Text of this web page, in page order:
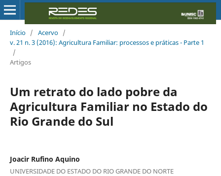
Início / Acervo /
v. 21 n. 3 (2016): Agricultura Familiar: processos e práticas - Parte 1
/
Artigos
Um retrato do lado pobre da
Agricultura Familiar no Estado do
Rio Grande do Sul
Joacir Rufino Aquino
UNIVERSIDADE DO ESTADO DO RIO GRANDE DO NORTE